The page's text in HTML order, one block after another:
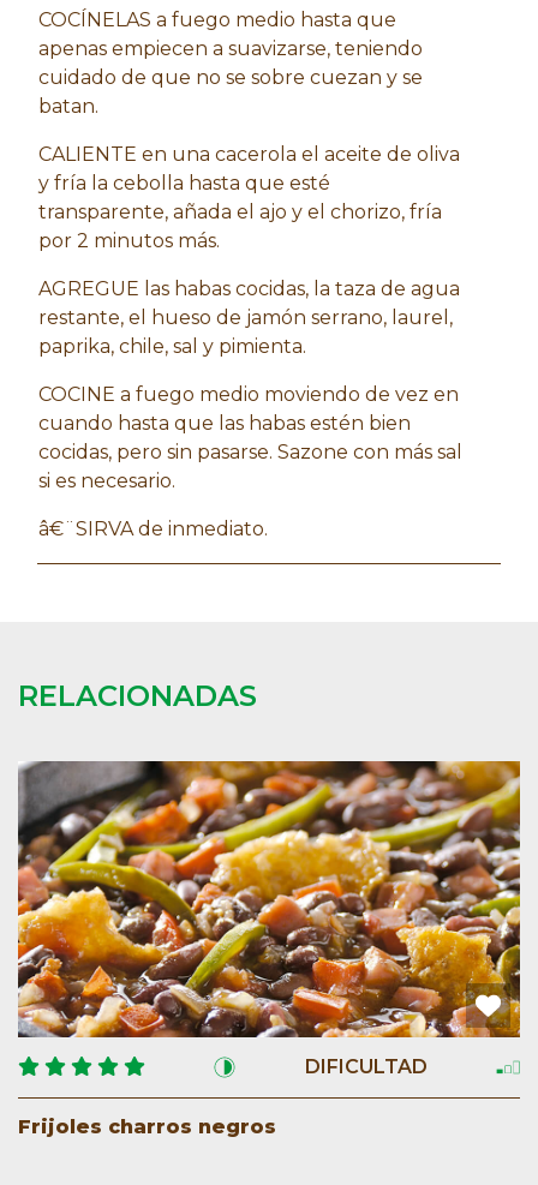
COCÍNELAS a fuego medio hasta que
apenas empiecen a suavizarse, teniendo
cuidado de que no se sobre cuezan y se
batan.
CALIENTE en una cacerola el aceite de oliva
y fría la cebolla hasta que esté
transparente, añada el ajo y el chorizo, fría
por 2 minutos más.
AGREGUE las habas cocidas, la taza de agua
restante, el hueso de jamón serrano, laurel,
paprika, chile, sal y pimienta.
COCINE a fuego medio moviendo de vez en
cuando hasta que las habas estén bien
cocidas, pero sin pasarse. Sazone con más sal
si es necesario.
â€¨SIRVA de inmediato.
RELACIONADAS
DIFICULTAD
Frijoles charros negros